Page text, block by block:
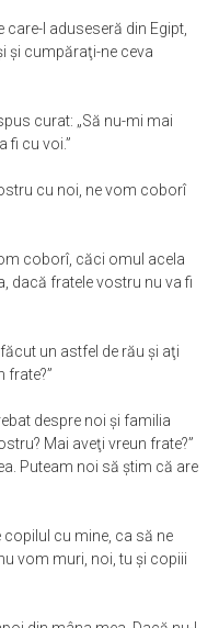
l aduseseră din Egipt,
şi cumpăraţi-ne ceva
curat: „Să nu-mi mai
fi cu voi.”
cu noi, ne vom coborî
coborî, căci omul acela
dacă fratele vostru nu va fi
un astfel de rău şi aţi
frate?”
despre noi şi familia
Mai aveţi vreun frate?”
Puteam noi să ştim că are
copilul cu mine, ca să ne
vom muri, noi, tu şi copiii